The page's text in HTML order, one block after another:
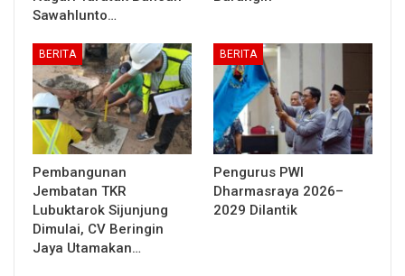
Sawahlunto…
BERITA
Pembangunan
Jembatan TKR
Lubuktarok Sijunjung
Dimulai, CV Beringin
Jaya Utamakan…
BERITA
Pengurus PWI
Dharmasraya 2026–
2029 Dilantik